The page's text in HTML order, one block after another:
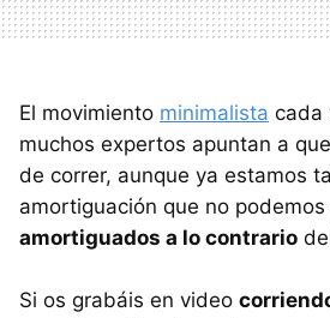
El movimiento minimalista cada
muchos expertos apuntan a
de correr, aunque ya estamos
amortiguación que no podemos
amortiguados a lo contrario
Si os grabáis en video